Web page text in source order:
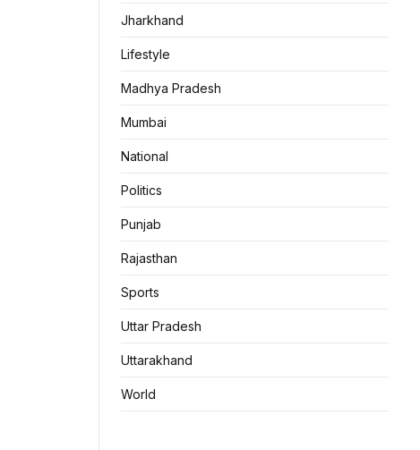
Jharkhand
Lifestyle
Madhya Pradesh
Mumbai
National
Politics
Punjab
Rajasthan
Sports
Uttar Pradesh
Uttarakhand
World